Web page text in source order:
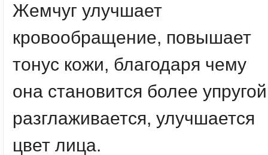
Жемчуг улучшает
кровообращение, повышает
тонус кожи, благодаря чему
она становится более
разглаживается, улучшается
цвет лица.